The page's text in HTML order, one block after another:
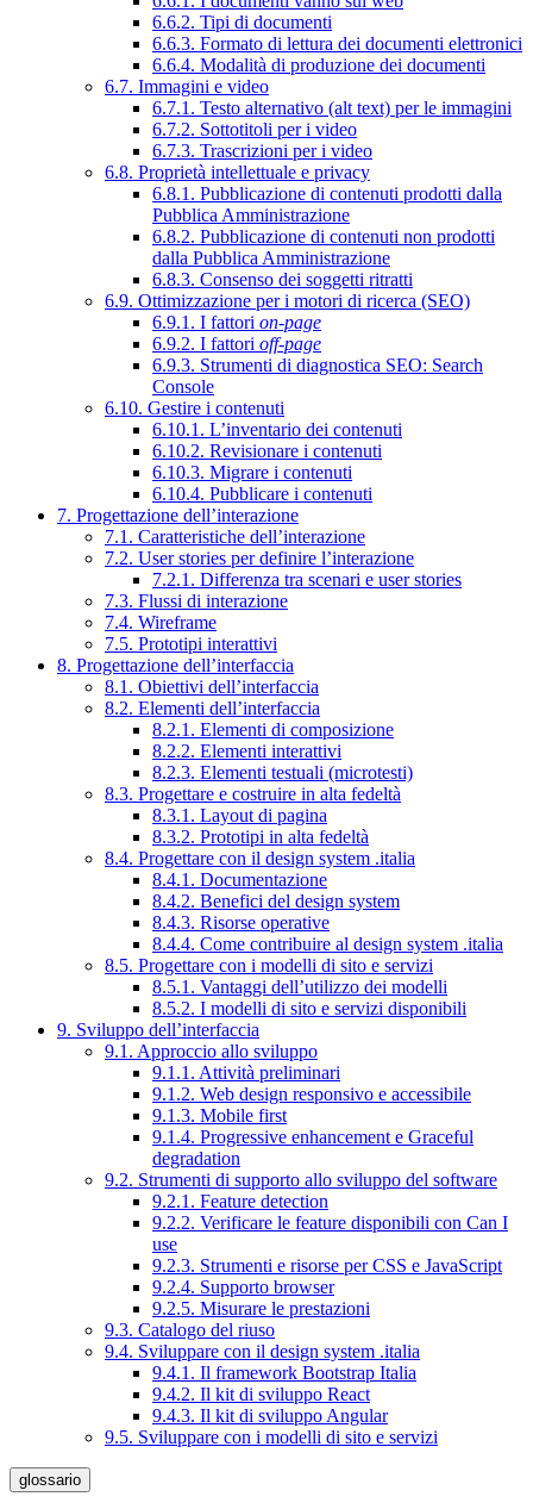
6.6.2. Tipi di documenti
6.6.3. Formato di lettura dei documenti elettronici
6.6.4. Modalità di produzione dei documenti
6.7. Immagini e video
6.7.1. Testo alternativo (alt text) per le immagini
6.7.2. Sottotitoli per i video
6.7.3. Trascrizioni per i video
6.8. Proprietà intellettuale e privacy
6.8.1. Pubblicazione di contenuti prodotti dalla
Pubblica Amministrazione
6.8.2. Pubblicazione di contenuti non prodotti
dalla Pubblica Amministrazione
6.8.3. Consenso dei soggetti ritratti
6.9. Ottimizzazione per i motori di ricerca (SEO)
6.9.1. I fattori on-page
6.9.2. I fattori off-page
6.9.3. Strumenti di diagnostica SEO: Search
Console
6.10. Gestire i contenuti
6.10.1. L’inventario dei contenuti
6.10.2. Revisionare i contenuti
6.10.3. Migrare i contenuti
6.10.4. Pubblicare i contenuti
7. Progettazione dell’interazione
7.1. Caratteristiche dell’interazione
7.2. User stories per definire l’interazione
7.2.1. Differenza tra scenari e user stories
7.3. Flussi di interazione
7.4. Wireframe
7.5. Prototipi interattivi
8. Progettazione dell’interfaccia
8.1. Obiettivi dell’interfaccia
8.2. Elementi dell’interfaccia
8.2.1. Elementi di composizione
8.2.2. Elementi interattivi
8.2.3. Elementi testuali (microtesti)
8.3. Progettare e costruire in alta fedeltà
8.3.1. Layout di pagina
8.3.2. Prototipi in alta fedeltà
8.4. Progettare con il design system .italia
8.4.1. Documentazione
8.4.2. Benefici del design system
8.4.3. Risorse operative
8.4.4. Come contribuire al design system .italia
8.5. Progettare con i modelli di sito e servizi
8.5.1. Vantaggi dell’utilizzo dei modelli
8.5.2. I modelli di sito e servizi disponibili
9. Sviluppo dell’interfaccia
9.1. Approccio allo sviluppo
9.1.1. Attività preliminari
9.1.2. Web design responsivo e accessibile
9.1.3. Mobile first
9.1.4. Progressive enhancement e Graceful
degradation
9.2. Strumenti di supporto allo sviluppo del software
9.2.1. Feature detection
9.2.2. Verificare le feature disponibili con Can I
use
9.2.3. Strumenti e risorse per CSS e JavaScript
9.2.4. Supporto browser
9.2.5. Misurare le prestazioni
9.3. Catalogo del riuso
9.4. Sviluppare con il design system .italia
9.4.1. Il framework Bootstrap Italia
9.4.2. Il kit di sviluppo React
9.4.3. Il kit di sviluppo Angular
9.5. Sviluppare con i modelli di sito e servizi
glossario